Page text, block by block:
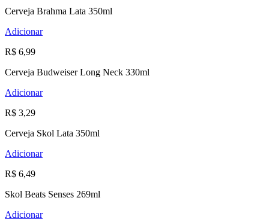
Cerveja Brahma Lata 350ml
Adicionar
R$ 6,99
Cerveja Budweiser Long Neck 330ml
Adicionar
R$ 3,29
Cerveja Skol Lata 350ml
Adicionar
R$ 6,49
Skol Beats Senses 269ml
Adicionar